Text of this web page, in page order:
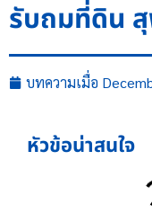
รับถมที่ดิน
บทความเมื่อ
หัวข้อน่าสนใจ